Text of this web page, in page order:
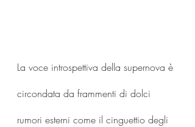
La voce introspettiva della supernova è
circondata da frammenti di dolci
rumori esterni come il cinguettio degli